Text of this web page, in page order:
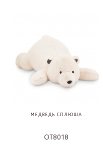
МЕДВЕДЬ СПЛЮША
OT8018